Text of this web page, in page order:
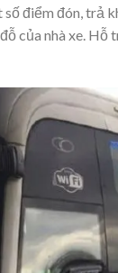
điểm đón, trả
của nhà xe.